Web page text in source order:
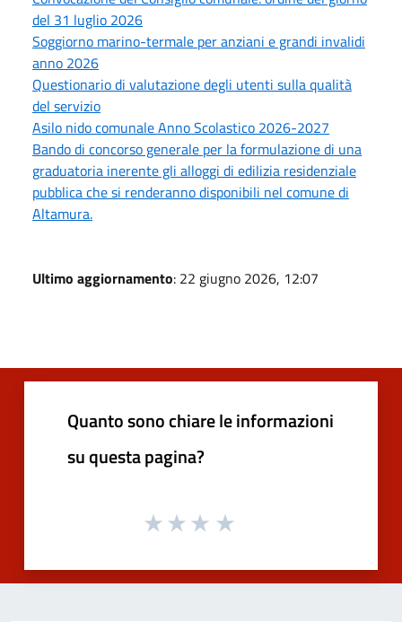
del 31 luglio 2026
Soggiorno marino-termale per anziani e grandi invalidi
anno 2026
Questionario di valutazione degli utenti sulla qualità
del servizio
Asilo nido comunale Anno Scolastico 2026-2027
Bando di concorso generale per la formulazione di una
graduatoria inerente gli alloggi di edilizia residenziale
pubblica che si renderanno disponibili nel comune di
Altamura.
Ultimo aggiornamento: 22 giugno 2026, 12:07
Quanto sono chiare le informazioni
su questa pagina?